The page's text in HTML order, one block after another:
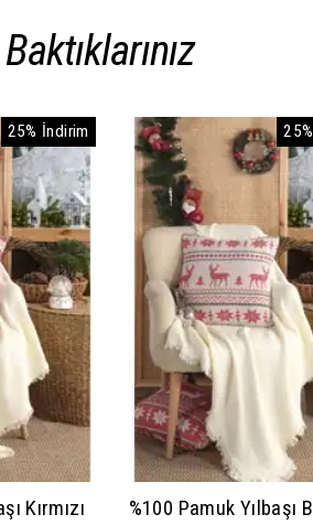
25% İndirim
Kırmızı
%100 Pamuk Yılbaşı